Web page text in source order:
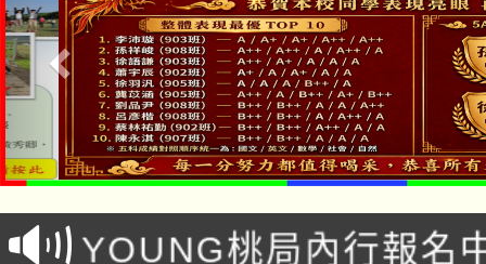
「本色祭」8/29、30
場熱烈登場!
8/21下午1時於龍潭區
徵才活動。
YOUNG桃局內行報名